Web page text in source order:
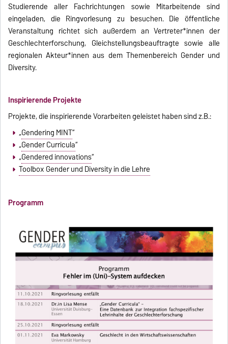
Studierende aller Fachrichtungen sowie Mitarbeitende sind
eingeladen, die Ringvorlesung zu besuchen. Die öffentliche
Veranstaltung richtet sich außerdem an Vertreter*innen der
Geschlechterforschung, Gleichstellungsbeauftragte sowie alle
regionalen Akteur*innen aus dem Themenbereich Gender und
Diversity.
Inspirierende Projekte
Projekte, die inspirierende Vorarbeiten geleistet haben sind z.B.:
„Gendering MINT“
„Gender Curricula“
„Gendered innovations“
Toolbox Gender und Diversity in die Lehre
Programm